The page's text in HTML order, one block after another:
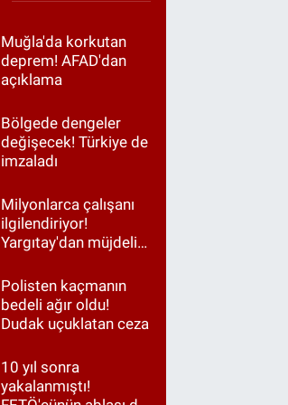
Muğla'da korkutan
deprem! AFAD'dan
açıklama
Bölgede dengeler
değişecek! Türkiye de
imzaladı
Milyonlarca çalışanı
ilgilendiriyor!
Yargıtay'dan müjdeli
Polisten kaçmanın
bedeli ağır oldu!
Dudak uçuklatan ceza
10 yıl sonra
yakalanmıştı!